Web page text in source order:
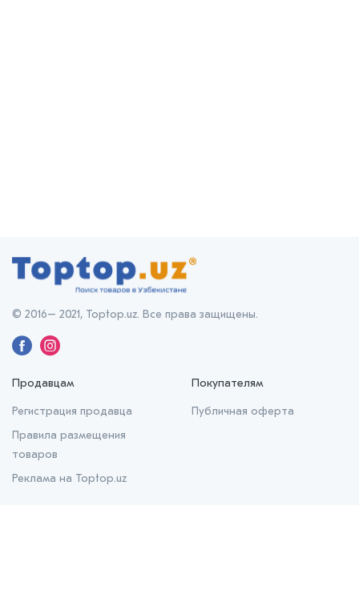
Продавцам
Регистрация продавца
Правила размещения
товаров
Реклама на Toptop.uz
Покупателям
Публичная оферта
© 2016– 2021, Toptop.uz. Все права защищены.